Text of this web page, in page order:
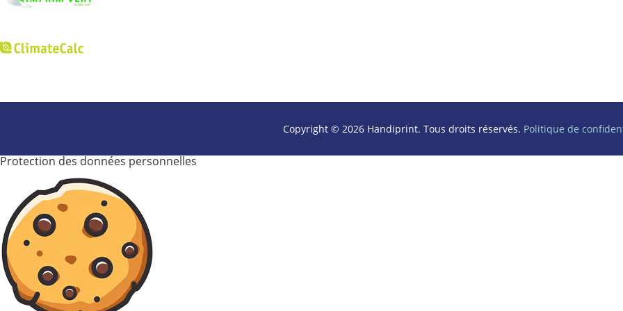
Copyright © 2026 Handiprint. Tous droits réservés. Politique de
Protection des données personnelles